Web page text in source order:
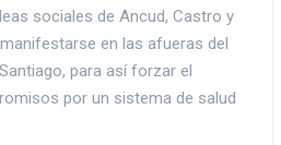
sociales de Ancud, Castro y
en las afueras del
para así forzar el
por un sistema de salud